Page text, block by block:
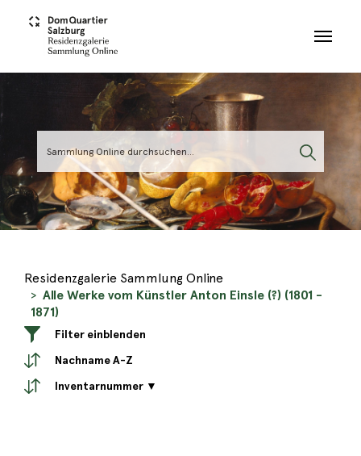
Residenzgalerie Sammlung Online
Alle Werke vom Künstler Anton Einsle (?) (1801 -
1871)
Filter einblenden
Nachname A-Z
Inventarnummer ▼